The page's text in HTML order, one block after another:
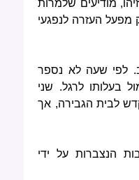
מודיעים שלמרות
מפעל העזרה לנפגעי
לפי שעה לא נספר
בעלותו לרגל. שני
לבית הגבירה, אך
הנצברות על ידי